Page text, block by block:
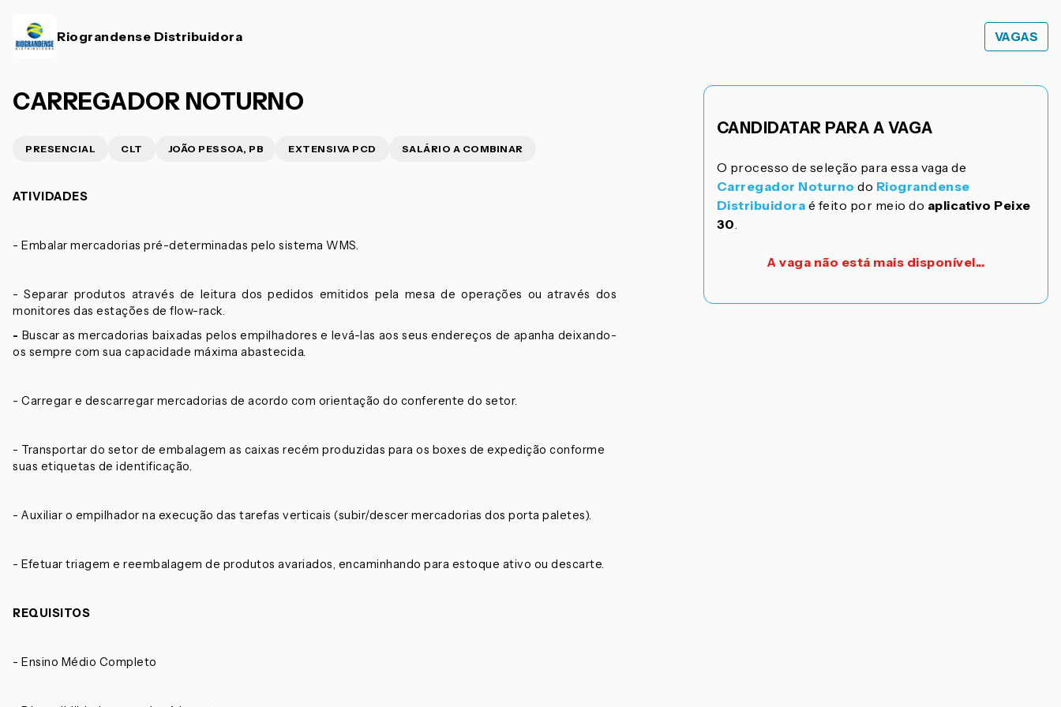
Riograndense Distribuidora VAGAS
CARREGADOR NOTURNO
PRESENCIAL CLT JOÃO PESSOA, PB EXTENSIVA PCD SALÁRIO A COMBINAR
ATIVIDADES
- Embalar mercadorias pré-determinadas pelo sistema WMS.
- Separar produtos através de leitura dos pedidos emitidos pela mesa de operações ou através dos
monitores das estações de flow-rack.
- Buscar as mercadorias baixadas pelos empilhadores e levá-las aos seus endereços de apanha deixando-
os sempre com sua capacidade máxima abastecida.
- Carregar e descarregar mercadorias de acordo com orientação do conferente do setor.
- Transportar do setor de embalagem as caixas recém produzidas para os boxes de expedição conforme
suas etiquetas de identificação.
- Auxiliar o empilhador na execução das tarefas verticais (subir/descer mercadorias dos porta paletes).
- Efetuar triagem e reembalagem de produtos avariados, encaminhando para estoque ativo ou descarte.
REQUISITOS
- Ensino Médio Completo
CANDIDATAR PARA A VAGA
O processo de seleção para essa vaga de
Carregador Noturno do Riograndense
Distribuidora é feito por meio do aplicativo Peixe
30.
A vaga não está mais disponível...